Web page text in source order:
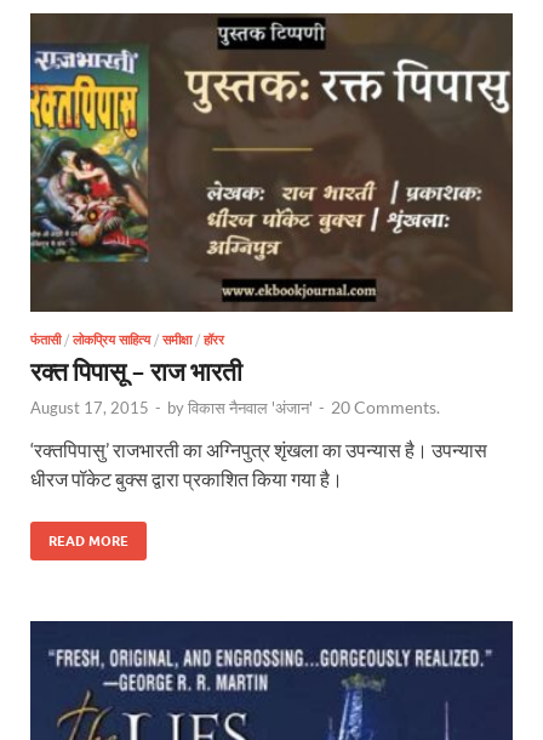
फंतासी/ लोकप्रिय साहित्य/ समीक्षा/ हॉरर
रक्त पिपासू – राज भारती
August 17, 2015 - byविकास नैनवाल 'अंजान' - 20 Comments.
‘रक्तपिपासु’ राजभारती का अग्निपुत्र शृंखला का उपन्यास है। उपन्यास
धीरज पॉकेट बुक्स द्वारा प्रकाशित किया गया है।
READ MORE